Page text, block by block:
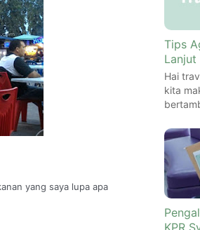
yang saya lupa apa
Tips
Lanjut
Hai
kita
KPR